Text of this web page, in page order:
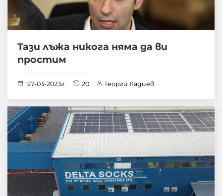
Тази лъжа никога няма да ви
простим
27-03-2023г. 20 Георги Кадиев